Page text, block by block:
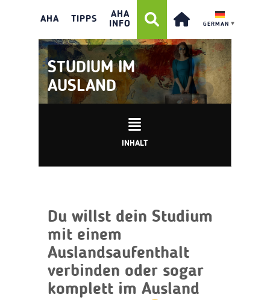
AHA TIPPS
AHA
INFO
GERMAN ▼
STUDIUM IM
AUSLAND
INHALT
Du willst dein Studium
mit einem
Auslandsaufenthalt
verbinden oder sogar
komplett im Ausland